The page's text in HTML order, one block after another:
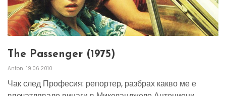
The Passenger (1975)
Anton 19.06.2010
Чак след Професия: репортер, разбрах какво ме е